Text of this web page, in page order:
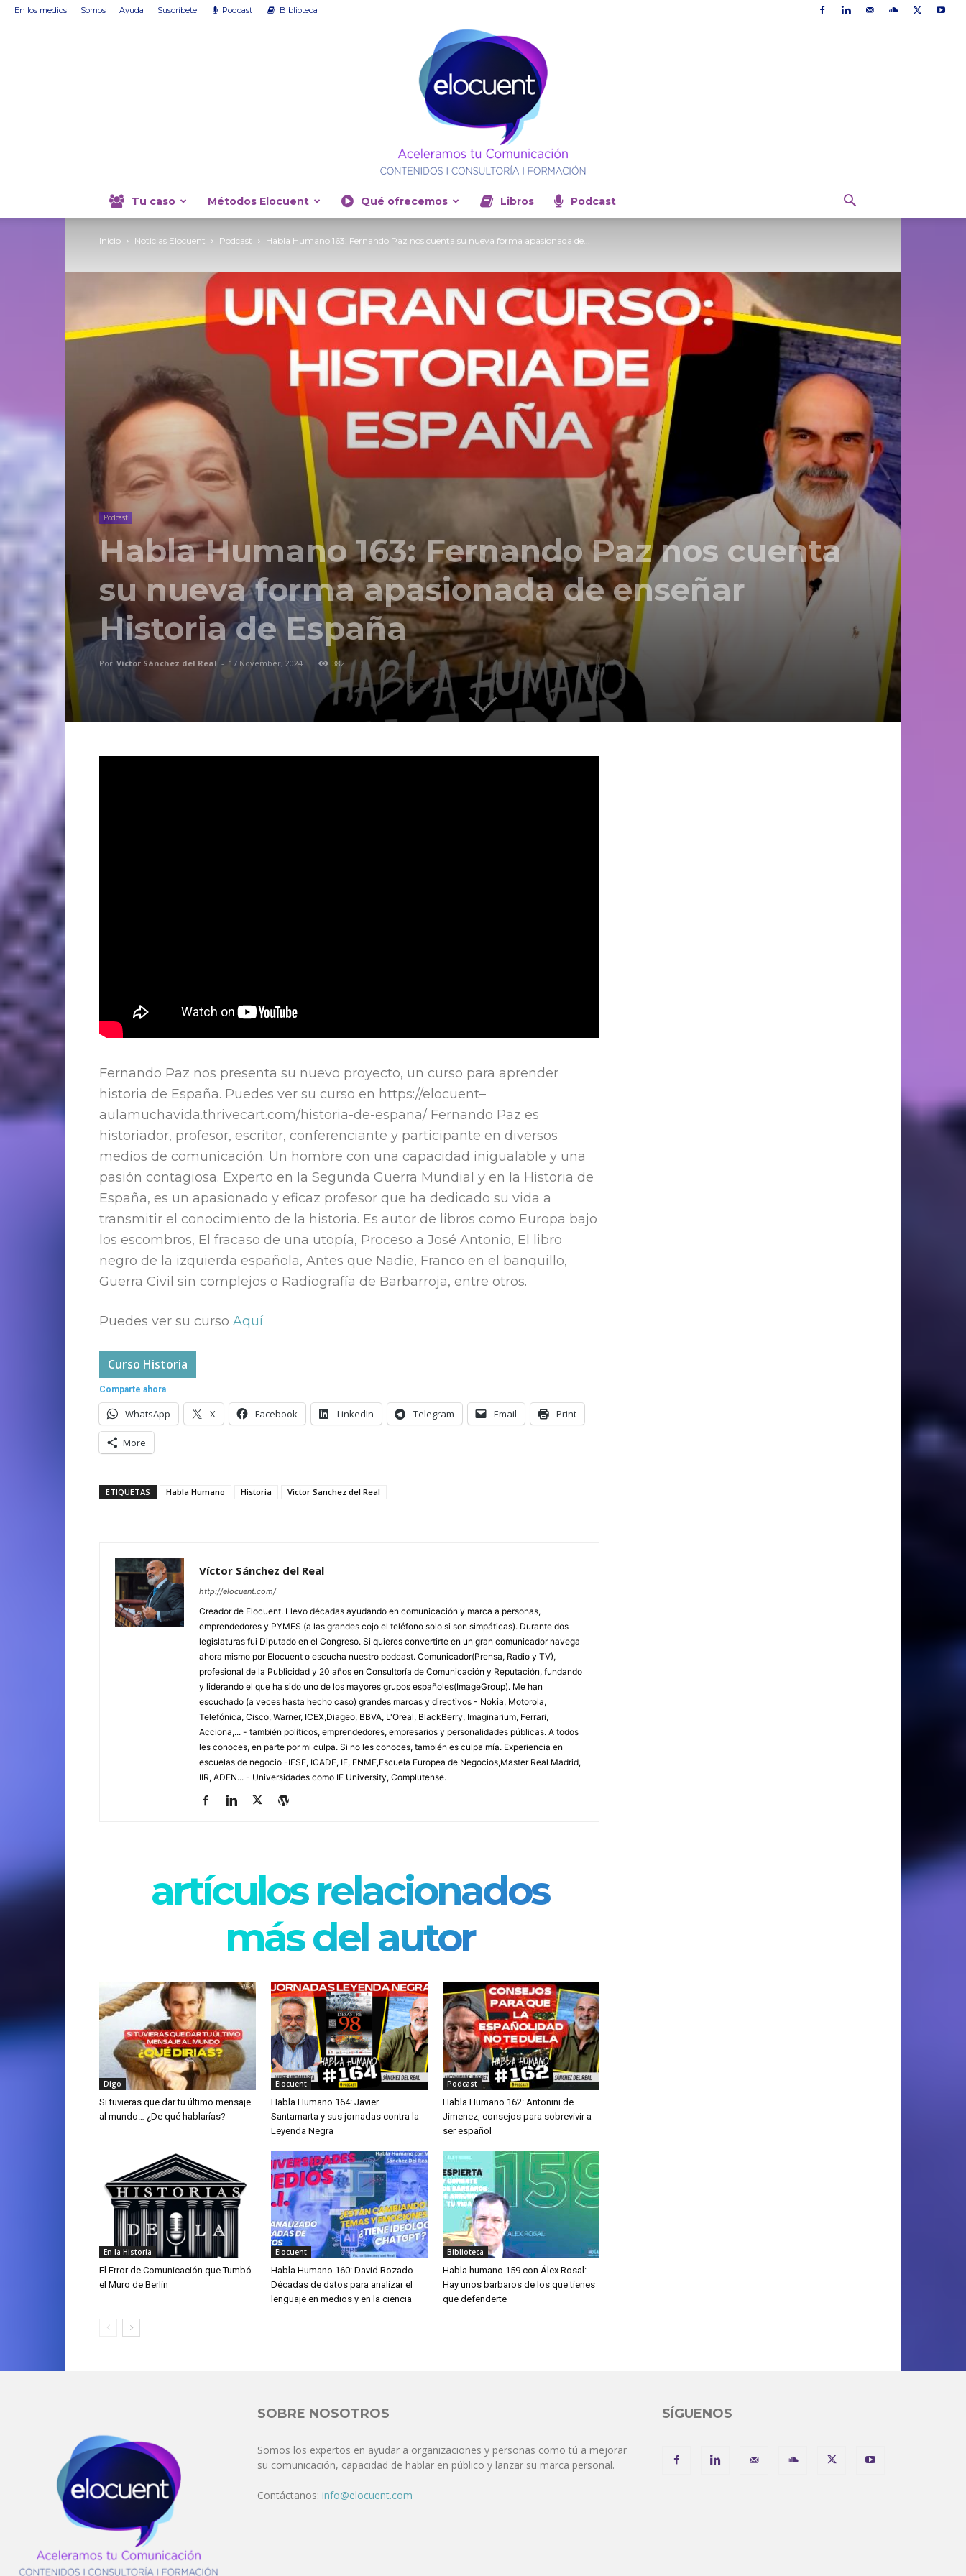
En los medios Somos Ayuda Suscríbete Podcast Biblioteca
Comunicación
para
que
quieren
Tu caso Métodos Elocuent Qué ofrecemos Libros Podcast
Inicio Noticias Elocuent Podcast Habla Humano 163: Fernando Paz nos cuenta su nueva forma apasionada de...
Podcast
Habla Humano 163: Fernando Paz nos cuenta
su nueva forma apasionada de enseñar
Historia de España
Por Víctor Sánchez del Real - 17 November, 2024 382
Fernando Paz nos presenta su nuevo proyecto, un curso para aprender
historia de España. Puedes ver su curso en https://elocuent–
aulamuchavida.thrivecart.com/historia-de-espana/ Fernando Paz es
historiador, profesor, escritor, conferenciante y participante en diversos
medios de comunicación. Un hombre con una capacidad inigualable y una
pasión contagiosa. Experto en la Segunda Guerra Mundial y en la Historia de
España, es un apasionado y eficaz profesor que ha dedicado su vida a
transmitir el conocimiento de la historia. Es autor de libros como Europa bajo
los escombros, El fracaso de una utopía, Proceso a José Antonio, El libro
negro de la izquierda española, Antes que Nadie, Franco en el banquillo,
Guerra Civil sin complejos o Radiografía de Barbarroja, entre otros.
Puedes ver su curso Aquí
Curso Historia
Comparte ahora
WhatsApp X Facebook LinkedIn Telegram Email Print
More
ETIQUETAS Habla Humano Historia Victor Sanchez del Real
Víctor Sánchez del Real
http://elocuent.com/
Creador de Elocuent. Llevo décadas ayudando en comunicación y marca a personas,
emprendedores y PYMES (a las grandes cojo el teléfono solo si son simpáticas). Durante dos
legislaturas fui Diputado en el Congreso. Si quieres convertirte en un gran comunicador navega
ahora mismo por Elocuent o escucha nuestro podcast. Comunicador(Prensa, Radio y TV),
profesional de la Publicidad y 20 años en Consultoría de Comunicación y Reputación, fundando
y liderando el que ha sido uno de los mayores grupos españoles(ImageGroup). Me han
escuchado (a veces hasta hecho caso) grandes marcas y directivos - Nokia, Motorola,
Telefónica, Cisco, Warner, ICEX,Diageo, BBVA, L'Oreal, BlackBerry, Imaginarium, Ferrari,
Acciona,... - también políticos, emprendedores, empresarios y personalidades públicas. A todos
les conoces, en parte por mi culpa. Si no les conoces, también es culpa mía. Experiencia en
escuelas de negocio -IESE, ICADE, IE, ENME,Escuela Europea de Negocios,Master Real Madrid,
IIR, ADEN... - Universidades como IE University, Complutense.
artículos relacionados
más del autor
Digo
Si tuvieras que dar tu último mensaje
al mundo… ¿De qué hablarías?
Elocuent
Habla Humano 164: Javier
Santamarta y sus jornadas contra la
Leyenda Negra
Podcast
Habla Humano 162: Antonini de
Jimenez, consejos para sobrevivir a
ser español
En la Historia
El Error de Comunicación que Tumbó
el Muro de Berlín
Elocuent
Habla Humano 160: David Rozado.
Décadas de datos para analizar el
lenguaje en medios y en la ciencia
Biblioteca
Habla humano 159 con Álex Rosal:
Hay unos barbaros de los que tienes
que defenderte
SOBRE NOSOTROS
Somos los expertos en ayudar a organizaciones y personas como tú a mejorar
su comunicación, capacidad de hablar en público y lanzar su marca personal.
Contáctanos: info@elocuent.com
SÍGUENOS